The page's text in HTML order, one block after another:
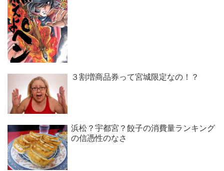
３割増商品券って宮城限定なの！？
浜松？宇都宮？餃子の消費量ランキング
の信憑性のなさ